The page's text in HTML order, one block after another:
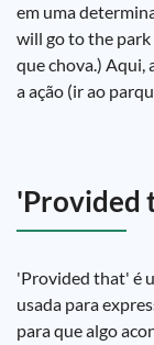
em uma
will go to the park
que chova.) Aqui,
a ação (ir ao
'Provided
'Provided that' é
usada para
para que algo